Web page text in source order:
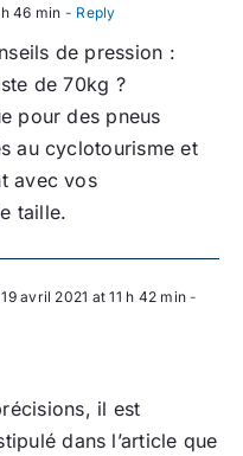
46 min - Reply
de pression :
de 70kg ?
pour des pneus
au cyclotourisme et
avec vos
taille.
19 avril 2021 at 11 h 42 min -
il est
dans l’article que